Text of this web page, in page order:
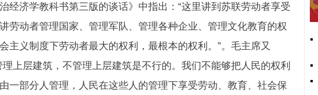
经济学教科书第三版的谈话》中指出：“这里讲到苏联劳动者享受
劳动者管理国家、管理军队、管理各种企业、管理文化教育的权
主义制度下劳动者最大的权利，最根本的权利。”。毛主席又
上层建筑，不管理上层建筑是不行的。我们不能够把人民的权利
一部分人管理，人民在这些人的管理下享受劳动、教育、社会保